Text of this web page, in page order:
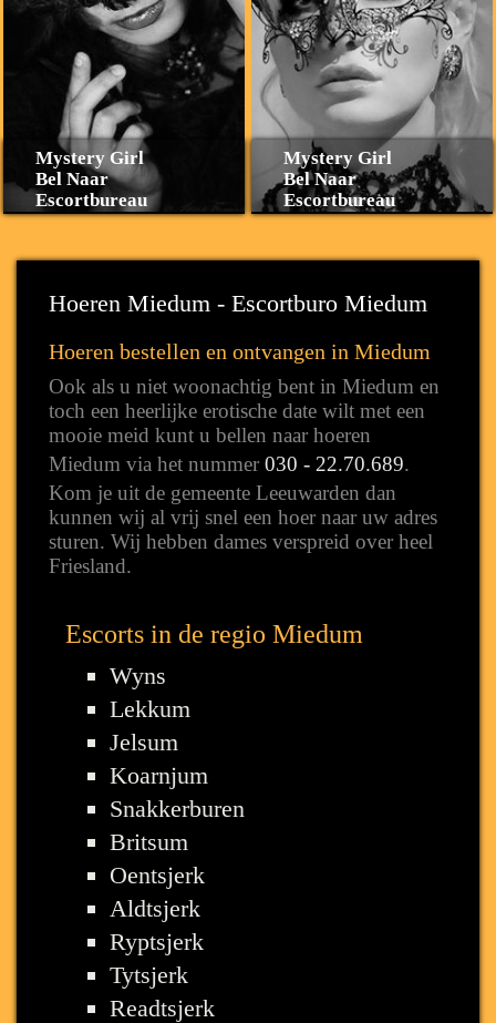
Mystery Girl
Bel Naar
Escortbureau
Mystery Girl
Bel Naar
Escortbureau
Hoeren Miedum - Escortburo Miedum
Hoeren bestellen en ontvangen in Miedum
Ook als u niet woonachtig bent in Miedum en
toch een heerlijke erotische date wilt met een
mooie meid kunt u bellen naar hoeren
Miedum via het nummer 030 - 22.70.689.
Kom je uit de gemeente Leeuwarden dan
kunnen wij al vrij snel een hoer naar uw adres
sturen. Wij hebben dames verspreid over heel
Friesland.
Escorts in de regio Miedum
Wyns
Lekkum
Jelsum
Koarnjum
Snakkerburen
Britsum
Oentsjerk
Aldtsjerk
Ryptsjerk
Tytsjerk
Readtsjerk